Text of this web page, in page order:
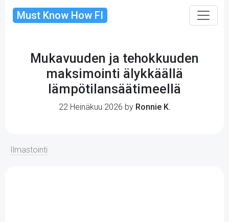
Must Know How FI
Mukavuuden ja tehokkuuden
maksimointi älykkäällä
lämpötilansäätimeellä
22 Heinäkuu 2026 by Ronnie K.
Ilmastointi